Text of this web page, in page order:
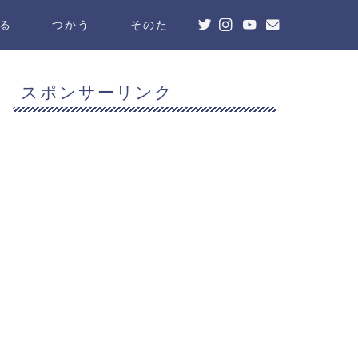
つかう そのた
スポンサーリンク